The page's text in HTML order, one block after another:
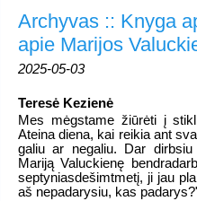
Archyvas :: Knyga
apie Marijos
2025-05-03
Teresė Kezienė
Mes mėgstame žiūrėti į
Ateina diena, kai reikia ant
galiu ar negaliu. Dar
Mariją Valuckienę
septyniasdešimtmetį, ji jau
aš nepadarysiu, kas